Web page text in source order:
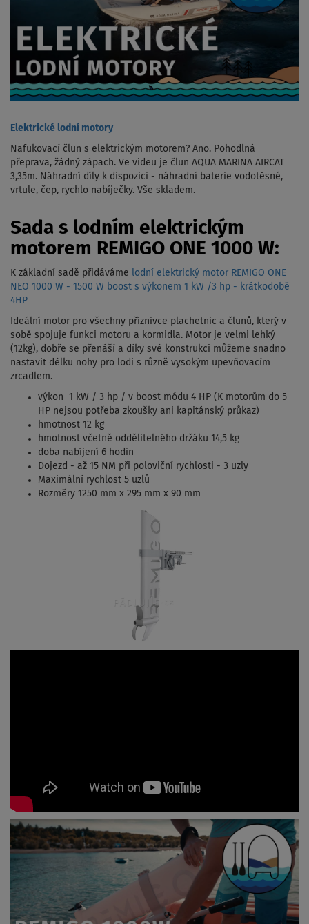
Elektrické lodní motory
Nafukovací člun s elektrickým motorem? Ano. Pohodlná
přeprava, žádný zápach. Ve videu je člun AQUA MARINA AIRCAT
3,35m. Náhradní díly k dispozici - náhradní baterie vodotěsné,
vrtule, čep, rychlo nabíječky. Vše skladem.
Sada s lodním elektrickým
motorem REMIGO ONE 1000 W:
K základní sadě přidáváme
lodní elektrický motor REMIGO ONE
NEO 1000 W - 1500 W boost s výkonem 1 kW /3 hp - krátkodobě
4HP
Ideální motor pro všechny příznivce plachetnic a člunů, který v
sobě spojuje funkci motoru a kormidla. Motor je velmi lehký
(12kg), dobře se přenáší a díky své konstrukci můžeme snadno
nastavit délku nohy pro lodi s různě vysokým upevňovacím
zrcadlem.
výkon 1 kW / 3 hp / v boost módu 4 HP (K motorům do 5
HP nejsou potřeba zkoušky ani kapitánský průkaz)
hmotnost 12 kg
hmotnost včetně oddělitelného držáku 14,5 kg
doba nabíjení 6 hodin
Dojezd - až 15 NM při poloviční rychlosti - 3 uzly
Maximální rychlost 5 uzlů
Rozměry 1250 mm x 295 mm x 90 mm